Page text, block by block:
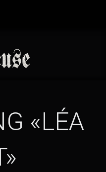
«LÉA